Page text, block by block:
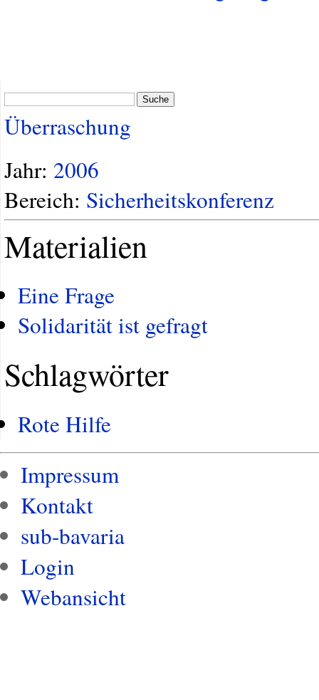
Suche
Überraschung
Jahr: 2006
Bereich: Sicherheitskonferenz
Materialien
Eine Frage
Solidarität ist gefragt
Schlagwörter
Rote Hilfe
Impressum
Kontakt
sub-bavaria
Login
Webansicht